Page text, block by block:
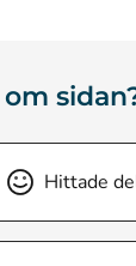
Hittade